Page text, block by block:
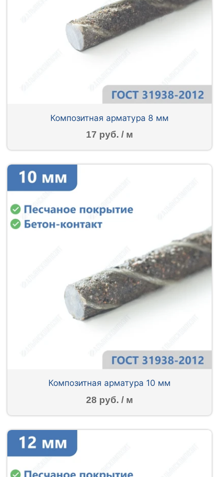
Композитная арматура 8 мм
17 руб. / м
Композитная арматура 10 мм
28 руб. / м